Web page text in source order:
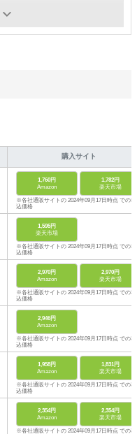
購入サイト
1,760円
Amazon
1,782円
楽天市場
※各社通販サイトの 2024年09月17日時点 での税
込価格
1,595円
楽天市場
※各社通販サイトの 2024年09月17日時点 での税
込価格
2,970円
Amazon
2,970円
楽天市場
※各社通販サイトの 2024年09月17日時点 での税
込価格
2,946円
Amazon
※各社通販サイトの 2024年09月17日時点 での税
込価格
1,958円
Amazon
1,831円
楽天市場
※各社通販サイトの 2024年09月17日時点 での税
込価格
2,354円
Amazon
2,354円
楽天市場
※各社通販サイトの 2024年09月17日時点 での税